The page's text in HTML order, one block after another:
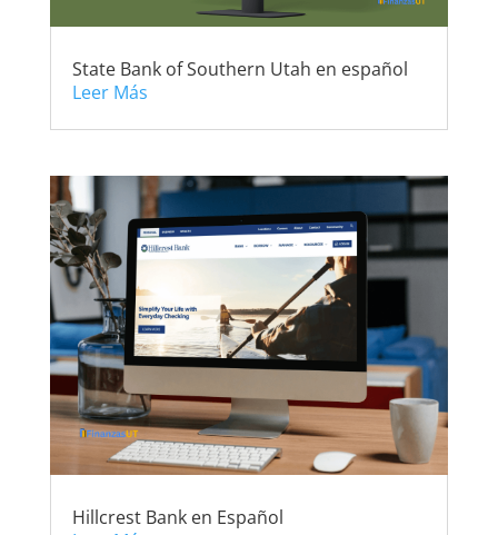
State Bank of Southern Utah en español
Leer Más
Hillcrest Bank en Español